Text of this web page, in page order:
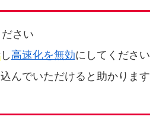
さい
し 高速化を無効にしてください
んでいただけると助かります